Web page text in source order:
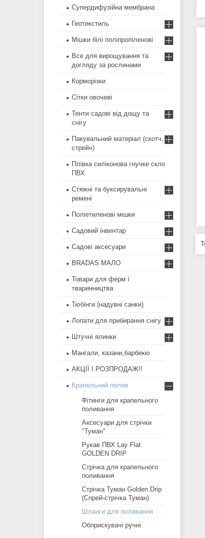
Супердифузійна мембрана
Геотекстиль
Мішки білі поліпропіленові
Все для вирощування та
догляду за рослинами
Корморізки
Сітки овочеві
Тенти садові від дощу та
снігу
Пакувальний матеріал (скотч,
стрейч)
Плівка силіконова гнучке скло
ПВХ
Стяжні та буксирувальні
ремені
Поліетиленові мішки
Садовий інвентар
Садові аксесуари
BRADAS МАЛО
Товари для ферм і
тваринництва
Тюбінги (надувні санки)
Лопати для прибирання снігу
Штучні ялинки
Мангали, казани,барбекю
АКЦІЇ І РОЗПРОДАЖ!!
Крапельний полив
Фітинги для крапельного
поливання
Аксесуари для стрічки
"Туман"
Рукав ПВХ Lay Flat
GOLDEN DRIP
Стрічка для крапельного
поливання
Стрічка Туман Golden Drip
(Спрей-стрічка Туман)
Шланги для поливання
Обприскувачі ручні